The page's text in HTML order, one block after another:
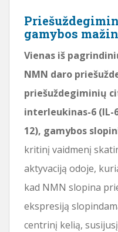
gamybos
Vienas iš
NMN daro
priešuždegiminių
interleukinas-6 (IL-
12), gamybos
kritinį vaidmenį
aktyvaciją odoje,
kad NMN slopina
ekspresiją
centrinį kelią,